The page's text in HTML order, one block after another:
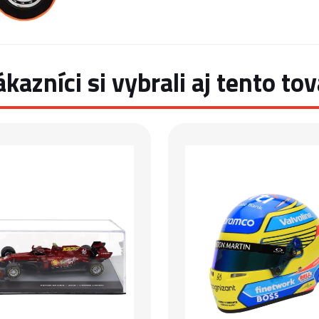
si vybrali aj tento